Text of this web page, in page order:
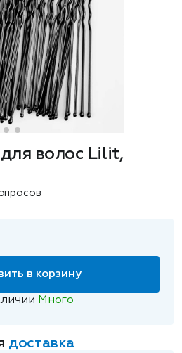
волос Lilit,
в корзину
Много
доставка